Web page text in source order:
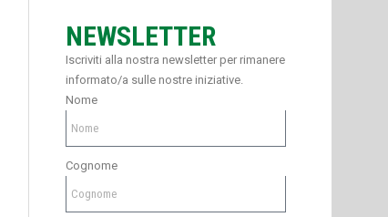
NEWSLETTER
Iscriviti alla nostra newsletter per rimanere
informato/a sulle nostre iniziative.
Nome
Cognome